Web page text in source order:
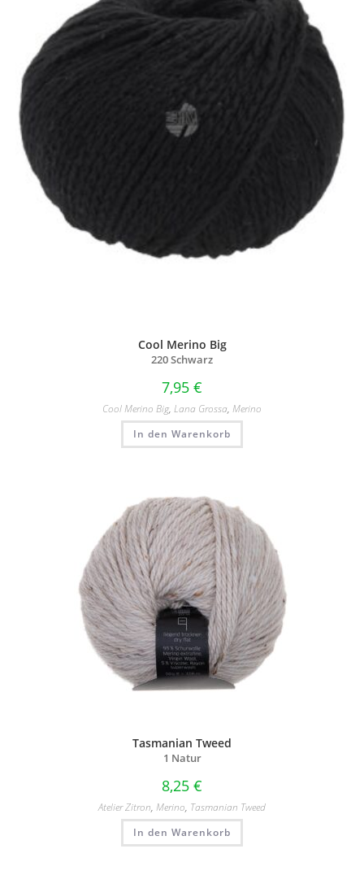
Cool Merino Big
220 Schwarz
7,95 €
Cool Merino Big, Lana Grossa, Merino
In den Warenkorb
Tasmanian Tweed
1 Natur
8,25 €
Atelier Zitron, Merino, Tasmanian Tweed
In den Warenkorb